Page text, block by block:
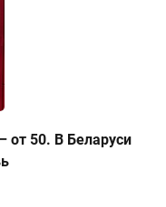
от 50. В Беларуси